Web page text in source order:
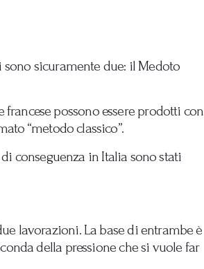
sicuramente due: il Medoto
possono essere prodotti con
“metodo classico”.
conseguenza in Italia sono stati
lavorazioni. La base di entrambe è
della pressione che si vuole far